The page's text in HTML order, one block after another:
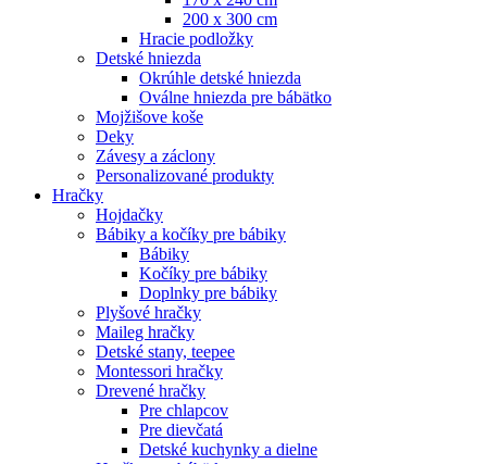
200 x 300 cm
Hracie podložky
Detské hniezda
Okrúhle detské hniezda
Oválne hniezda pre bábätko
Mojžišove koše
Deky
Závesy a záclony
Personalizované produkty
Hračky
Hojdačky
Bábiky a kočíky pre bábiky
Bábiky
Kočíky pre bábiky
Doplnky pre bábiky
Plyšové hračky
Maileg hračky
Detské stany, teepee
Montessori hračky
Drevené hračky
Pre chlapcov
Pre dievčatá
Detské kuchynky a dielne